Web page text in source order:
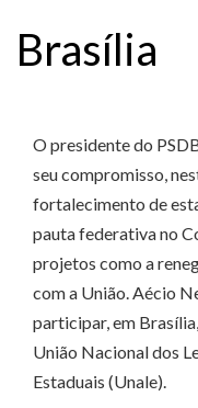
Brasília
O presidente do
seu compromisso,
fortalecimento de
pauta federativa no
projetos como a
com a União. Aécio
participar, em
União Nacional dos
Estaduais (Unale).